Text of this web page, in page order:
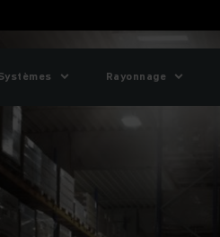
Rayonnage